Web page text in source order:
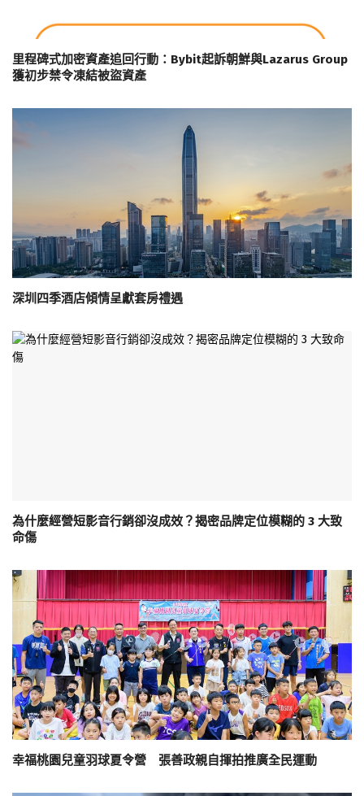
里程碑式加密資產追回行動：Bybit起訴朝鮮與Lazarus Group
獲初步禁令凍結被盜資產
深圳四季酒店傾情呈獻套房禮遇
為什麼經營短影音行銷卻沒成效？揭密品牌定位模糊的 3 大致
命傷
幸福桃園兒童羽球夏令營 張善政親自揮拍推廣全民運動